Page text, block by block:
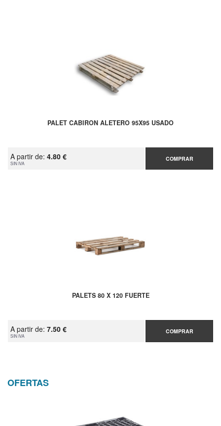
PALET CABIRON ALETERO 95X95 USADO
A partir de: 4.80 €
SIN IVA
COMPRAR
PALETS 80 X 120 FUERTE
A partir de: 7.50 €
SIN IVA
COMPRAR
OFERTAS